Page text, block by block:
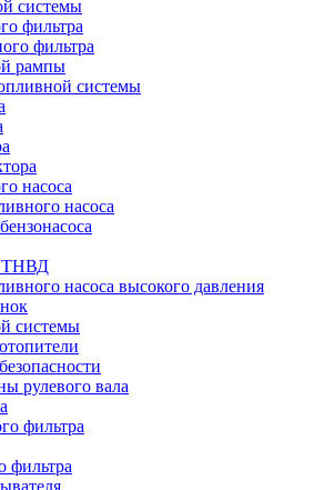
системы
фильтра
фильтра
рампы
системы
насоса
насоса
ТНВД
насоса высокого давления
системы
рулевого вала
фильтра
фильтра